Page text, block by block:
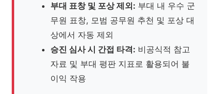
부대 표창 및 포상 제외: 부대 내 우수 군
무원 표창, 모범 공무원 추천 및 포상 대
상에서 자동 제외
승진 심사 시 간접 타격: 비공식적 참고
자료 및 부대 평판 지표로 활용되어 불
이익 작용